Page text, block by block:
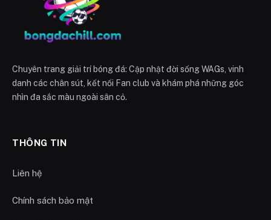
Chuyên trang giải trí bóng đá: Cập nhật đời sống WAGs, vinh
danh các chân sút, kết nối Fan club và khám phá những góc
nhìn đa sắc màu ngoài sân cỏ.
THÔNG TIN
Liên hệ
Chính sách bảo mật